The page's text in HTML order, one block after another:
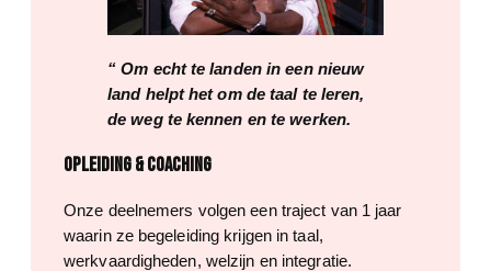
“ Om echt te landen in een nieuw
land helpt het om de taal te leren,
de weg te kennen en te werken.
Opleiding & coaching
Onze deelnemers volgen een traject van 1 jaar
waarin ze begeleiding krijgen in taal,
werkvaardigheden, welzijn en integratie.